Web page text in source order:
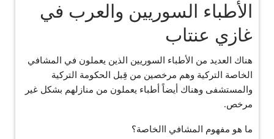
الأطباء السوريين والعرب في
غازي عنتاب
هناك العديد من الأطباء السوريين الذين يعملون في المشافي
الخاصة التركية وهم مرخصين من قِبل الحكومة التركية
والمستشفى وهناك أيضاً أطباء يعملون من منازلهم بشكل غير
مرخص.
ما هو مفهوم المشافي االخاصة؟